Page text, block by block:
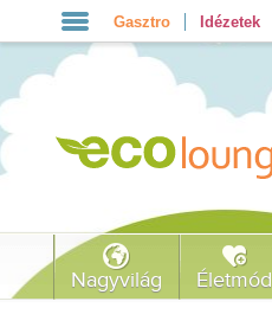
Gasztro Idézetek
Nagyvilág Életmód